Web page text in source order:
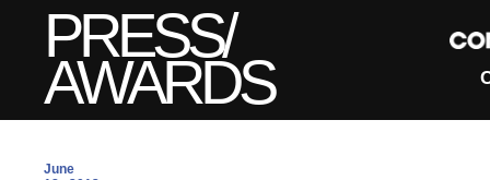
PRESS/
AWARDS
June